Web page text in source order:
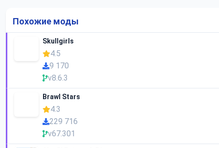
Похожие моды
Skullgirls
4.5
9 170
v8.6.3
Brawl Stars
4.3
229 716
v67.301